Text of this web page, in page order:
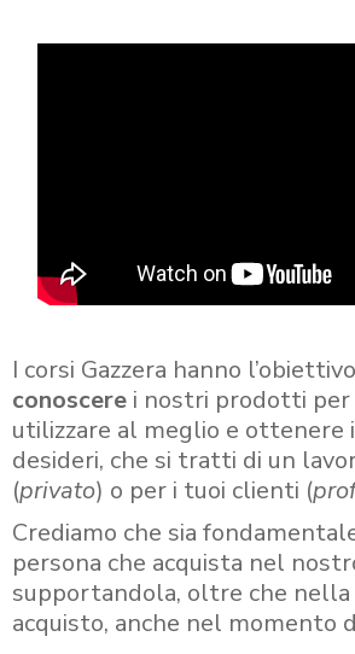
I corsi Gazzera hanno
conoscere i nostri prodotti
utilizzare al meglio e ottenere
desideri, che si tratti di un
(privato) o per i tuoi clienti (
Crediamo che sia
persona che acquista nel
supportandola, oltre che nella
acquisto, anche nel momento